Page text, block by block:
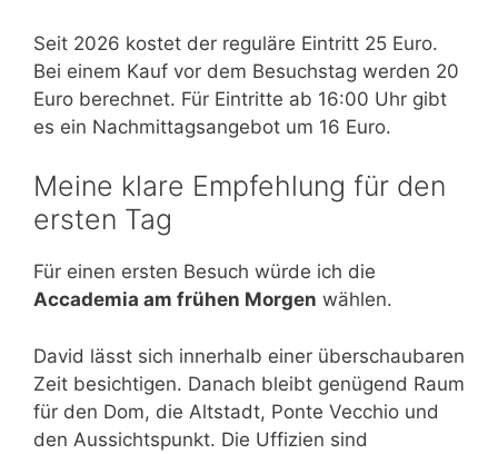
Seit 2026 kostet der reguläre Eintritt 25 Euro.
Bei einem Kauf vor dem Besuchstag werden 20
Euro berechnet. Für Eintritte ab 16:00 Uhr gibt
es ein Nachmittagsangebot um 16 Euro.
Meine klare Empfehlung für den
ersten Tag
Für einen ersten Besuch würde ich die
Accademia am frühen Morgen wählen.
David lässt sich innerhalb einer überschaubaren
Zeit besichtigen. Danach bleibt genügend Raum
für den Dom, die Altstadt, Ponte Vecchio und
den Aussichtspunkt. Die Uffizien sind